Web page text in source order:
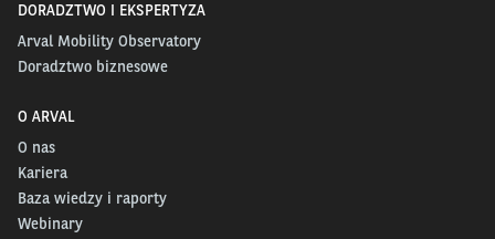
DORADZTWO I EKSPERTYZA
Arval Mobility Observatory
Doradztwo biznesowe
O ARVAL
O nas
Kariera
Baza wiedzy i raporty
Webinary